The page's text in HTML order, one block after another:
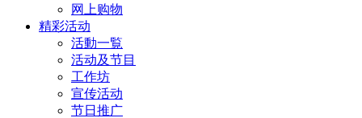
网上购物
精彩活动
活動一覧
活动及节目
工作坊
宣传活动
节日推广